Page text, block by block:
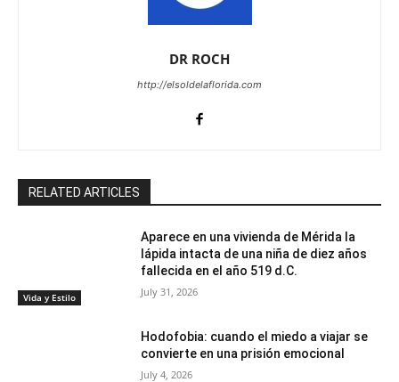
DR ROCH
http://elsoldelaflorida.com
RELATED ARTICLES
Vida y Estilo
Aparece en una vivienda de Mérida la
lápida intacta de una niña de diez años
fallecida en el año 519 d.C.
July 31, 2026
Hodofobia: cuando el miedo a viajar se
convierte en una prisión emocional
July 4, 2026